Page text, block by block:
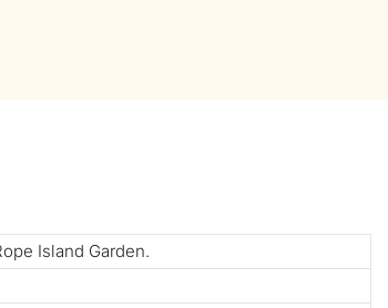
Island Garden.